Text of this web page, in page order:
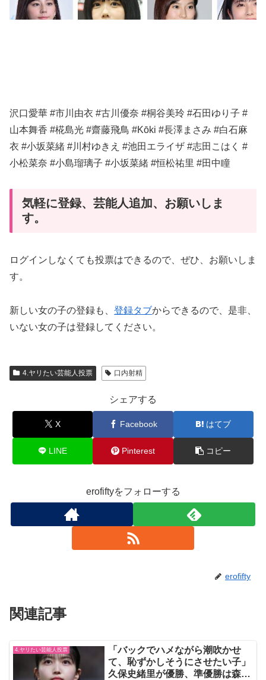
沢口愛華 #市川由衣 #古川優奈 #桐谷美玲 #石田ゆり子 #
山本舞香 #椛島光 #齋藤飛鳥 #Kōki #長澤まさみ #白石麻
衣 #小坂菜緒 #川村ゆきえ #池田エライザ #志田こはく #
小松菜奈 #小島瑠璃子 #小坂菜緒 #恒松祐里 #田中瞳
気軽に登録、芸能人追加、お願いしま
す。
ログインしなくても投票はできるので、ぜひ、お願いしま
す。
新しい女の子の登録も、 登録タブからできるので、是非、
いない女の子は登録してください。
4.ヤリたい芸能人投票 口内射精
シェアする
X Facebook はてブ
LINE Pinterest コピー
erofiftyをフォローする
erofifty
関連記事
4.ヤリたい芸能人投票
「バックでハメながら潮吹かせ
て、恥ずかしそうにさせたい子」
久保史緒里が優勝、準優勝は森七